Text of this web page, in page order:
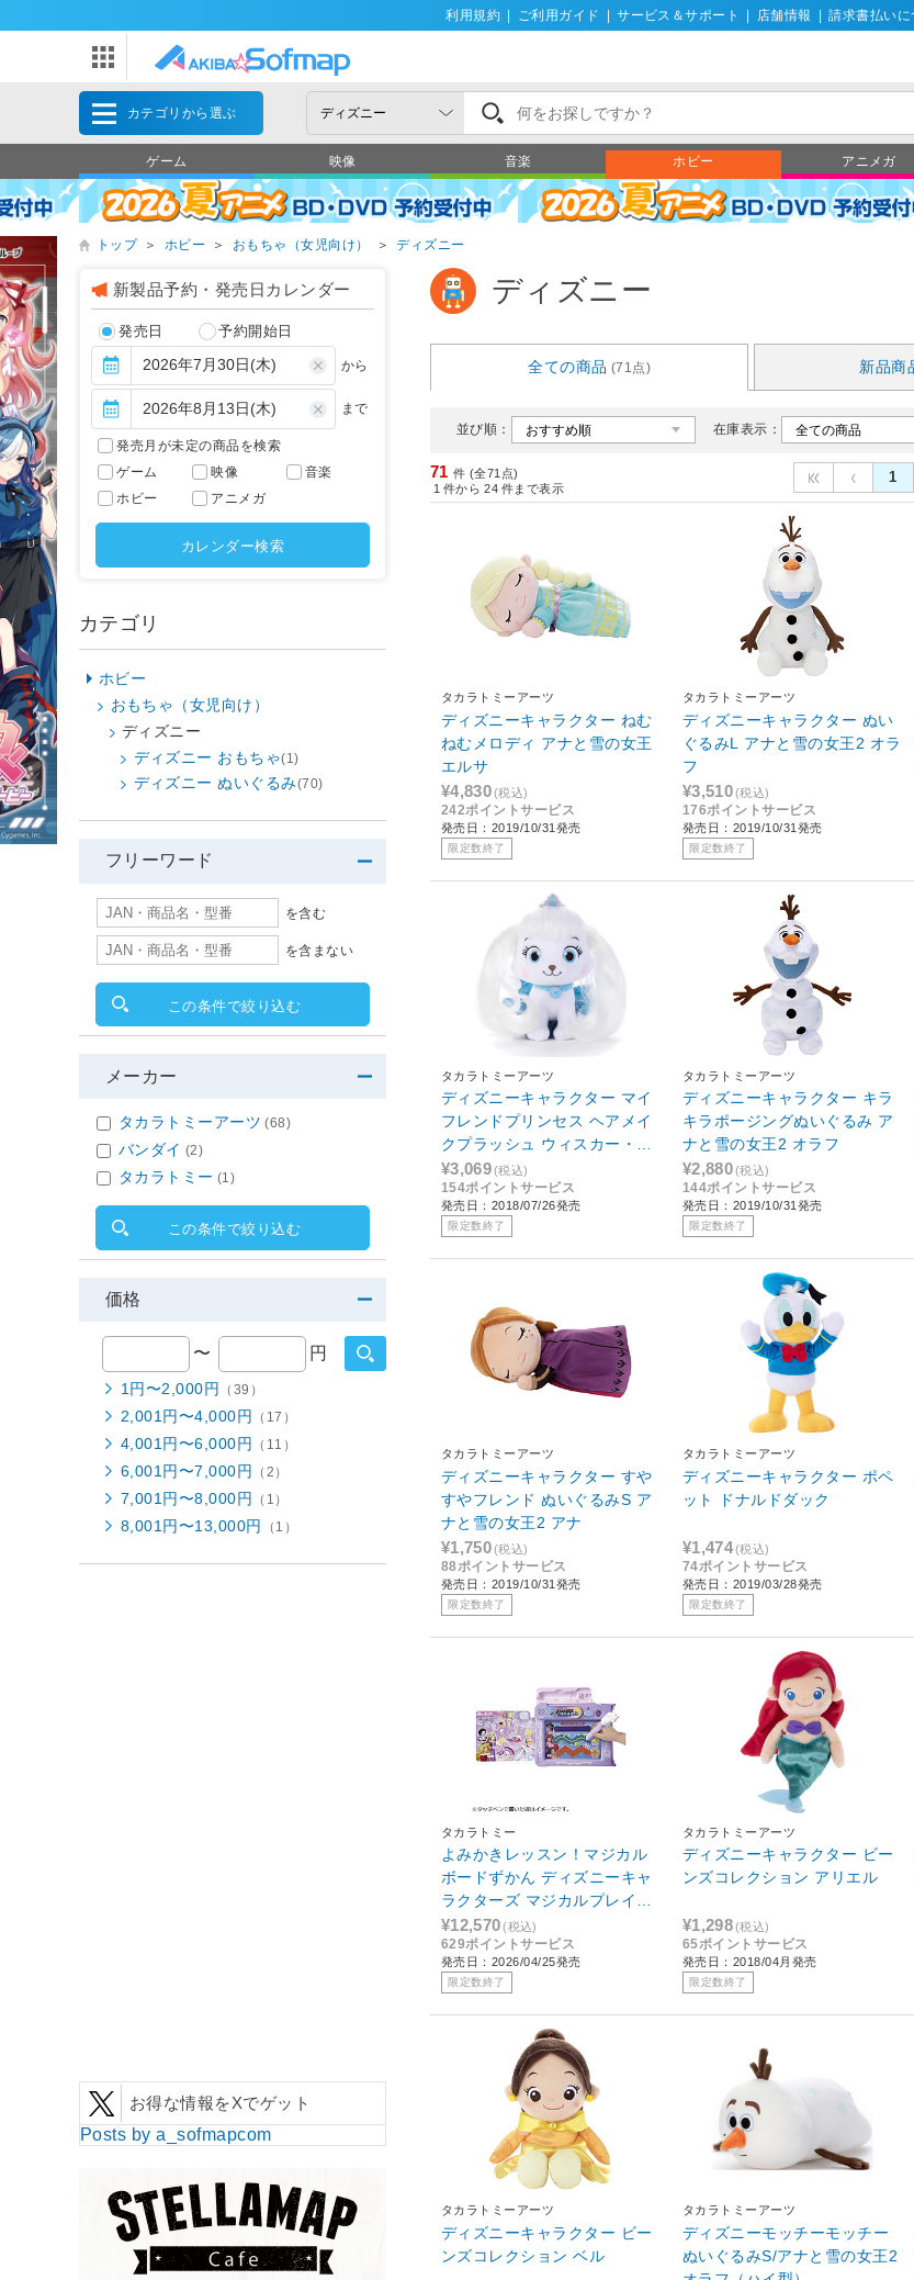
利用規約 ご利用ガイド サービス＆サポート 店舗情報 請求書払いに
カテゴリから選ぶ
ゲーム 映像 音楽 ホビー アニメガ
トップ ＞ ホビー ＞ おもちゃ（女児向け） ＞ ディズニー
ディズニー
全ての商品 (71点) 新品商
並び順： 在庫表示：
71 件 (全71点)
1 件から 24 件まで表示
1
タカラトミーアーツ
ディズニーキャラクター ねむ
ねむメロディ アナと雪の女王
エルサ
¥4,830(税込)
242ポイントサービス
発売日：2019/10/31発売
限定数終了
タカラトミーアーツ
ディズニーキャラクター ぬい
ぐるみL アナと雪の女王2 オラ
フ
¥3,510(税込)
176ポイントサービス
発売日：2019/10/31発売
限定数終了
タカラトミーアーツ
ディズニーキャラクター マイ
フレンドプリンセス ヘアメイ
クプラッシュ ウィスカー・ヘ
イブン パンプキン
¥3,069(税込)
154ポイントサービス
発売日：2018/07/26発売
限定数終了
タカラトミーアーツ
ディズニーキャラクター キラ
キラポージングぬいぐるみ ア
ナと雪の女王2 オラフ
¥2,880(税込)
144ポイントサービス
発売日：2019/10/31発売
限定数終了
タカラトミーアーツ
ディズニーキャラクター すや
すやフレンド ぬいぐるみS ア
ナと雪の女王2 アナ
¥1,750(税込)
88ポイントサービス
発売日：2019/10/31発売
限定数終了
タカラトミーアーツ
ディズニーキャラクター ポペ
ット ドナルドダック
¥1,474(税込)
74ポイントサービス
発売日：2019/03/28発売
限定数終了
タカラトミー
よみかきレッスン！マジカル
ボードずかん ディズニーキャ
ラクターズ マジカルプレイタ
イム 【864】
¥12,570(税込)
629ポイントサービス
発売日：2026/04/25発売
限定数終了
タカラトミーアーツ
ディズニーキャラクター ビー
ンズコレクション アリエル
¥1,298(税込)
65ポイントサービス
発売日：2018/04月発売
限定数終了
タカラトミーアーツ
ディズニーキャラクター ビー
ンズコレクション ベル
タカラトミーアーツ
ディズニーモッチーモッチー
ぬいぐるみS/アナと雪の女王2
新製品予約・発売日カレンダー
発売日 予約開始日
から
まで
発売月が未定の商品を検索
ゲーム
映像
音楽
ホビー
アニメガ
カレンダー検索
カテゴリ
ホビー
おもちゃ（女児向け）
ディズニー
ディズニー おもちゃ(1)
ディズニー ぬいぐるみ(70)
フリーワード
を含む
を含まない
この条件で絞り込む
メーカー
タカラトミーアーツ (68)
バンダイ (2)
タカラトミー (1)
この条件で絞り込む
価格
〜 円
1円〜2,000円 （39）
2,001円〜4,000円 （17）
4,001円〜6,000円 （11）
6,001円〜7,000円 （2）
7,001円〜8,000円 （1）
8,001円〜13,000円 （1）
お得な情報をXでゲット
Posts by a_sofmapcom